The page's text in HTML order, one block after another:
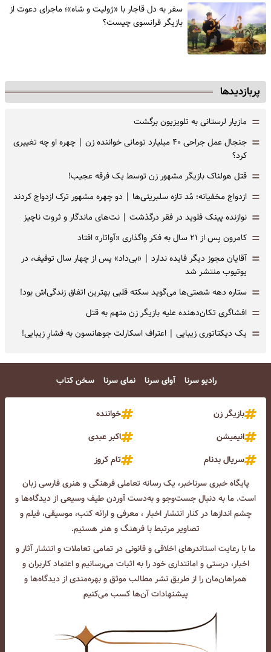
سفر به دل قاجار با «ژولیت و شاه»؛ ماجرای دعوت از
‌بازیگر فرانسوی چیست؟
پربازدیدها
= مازیار لرستانی به تلویزیون برگشت
=
جنجال عمل جراحی ۴۰ میلیارد تومانی خواننده زن | چهره او چه تغییری
کرد؟
= قتل هولناک بازیگر مشهور زن توسط یک فرقه عجیب!
= ازدواج مخفیانه؛ مُد تازه سلبریتی‌ها | دو چهره مشهور ترک ازدواج کردند
= نوازنده پینک فلوید در فقر درگذشت | نت‌های ماندگار و ثروت ناچیز
= کامرون پس از ۲۱ سال به فکر واگذاری «آواتار» افتاد
= آقایان مجوز دیگر فایده ندارد | «بی‌داد» پس از چهار سال توقیف، در
یوتیوب منتشر شد
= ستاره دهه شصتی‌ها می‌گوید سکته قلبی بهترین اتفاق زندگی‌اش بود!
= افشاگری‌ تکان‌دهنده علیه بازیگر زن متهم به قتل
= یک دیکتاتوری زیبایی | اعتراف اسکارلت جوهانسون به فشارِ زیبایی!
رادیو سرنا آوای سرنا نمای سرنا سخن کتاب
بازیگر زن
خواننده
انیمیشن
اکبر عبدی
سریال بدنام
تام کروز
پایگاه خبری سرناخبر، یک رسانه تعاملی فرهنگی و هنری فارسی زبان
است. ما به دنبال جست‌و‌جو و به‌دست آوردن طیف وسیعی از دیدگاه‌ها و
چشم انداز‌ها در کنار انتشار اخبار ، معرفی و ارائه کتب، موسیقی، فیلم و
تصاویر مرتبط با فرهنگ و هنر هستیم.
ما با رعایت استاندرهای اخلاقی و قانونی در تمامی تعاملات و انتشار آثار و
اخبار، درستی و امانتداری خود را به اثبات می‌رسانیم و اعتماد کاربران و
همراهان‌مان را از طریق نشر مطالب موثق و بهره‌مندی از دیدگاه‌ها و
پیشنهادات آن‌ها کسب می‌کنیم